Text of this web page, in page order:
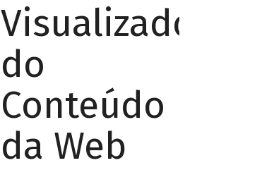
Visualizador
do
Conteúdo
da Web